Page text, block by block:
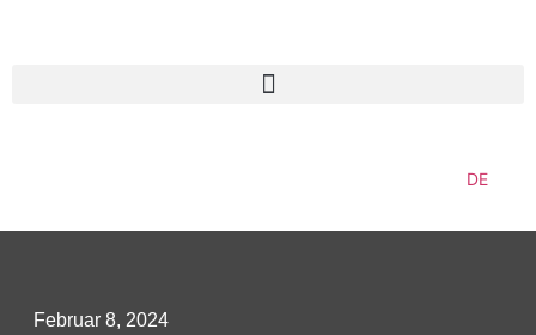
DE
Februar 8, 2024